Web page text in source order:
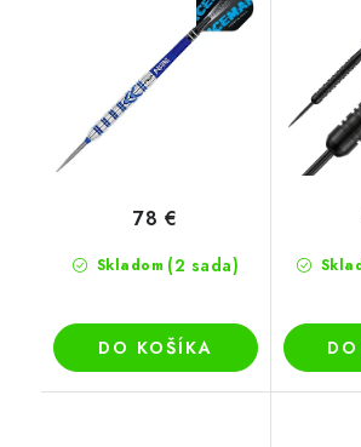
Skladom (2 sada)
78 €
DO KOŠÍKA